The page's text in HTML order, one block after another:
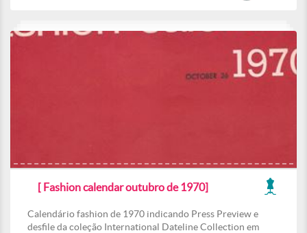
[ Fashion calendar outubro de 1970]
Calendário fashion de 1970 indicando Press Preview e
desfile da coleção International Dateline Collection em